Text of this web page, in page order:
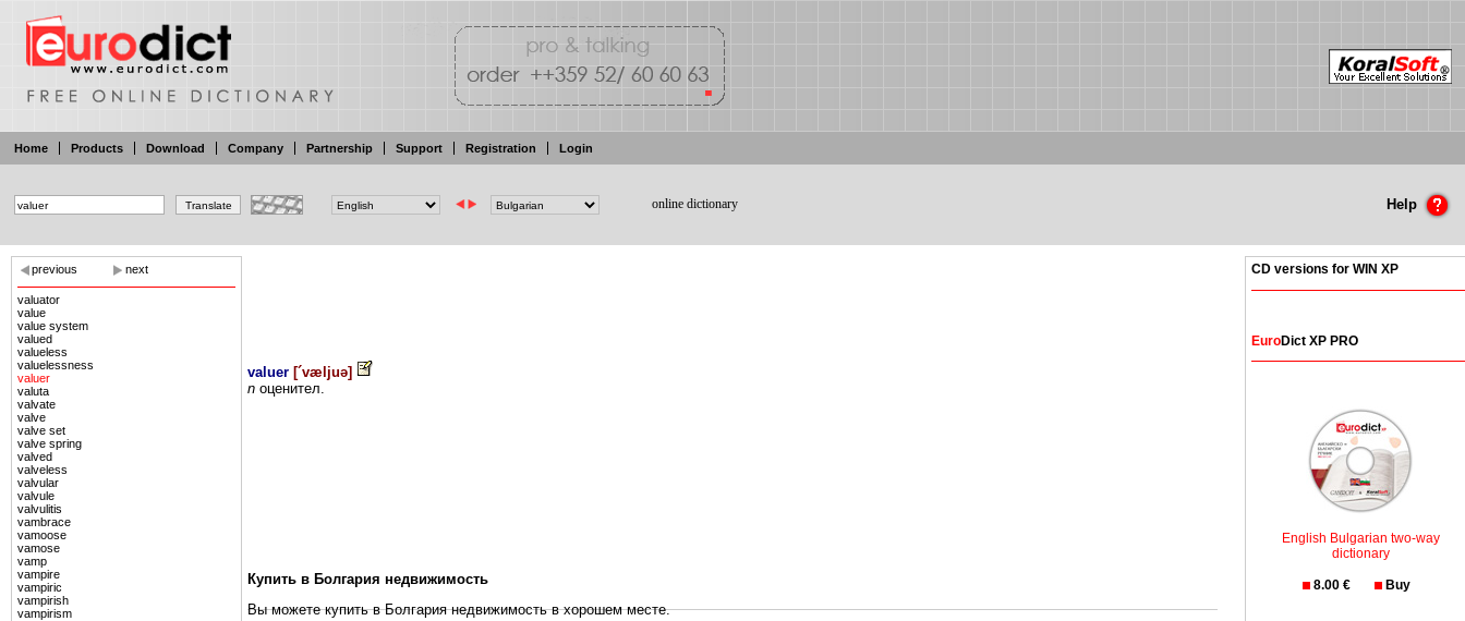
Home Products Download Company Partnership Support Registration Login
online dictionary Help
previous next
valuator
value
value system
valued
valueless
valuelessness
valuer
valuta
valvate
valve
valve set
valve spring
valved
valveless
valvular
valvule
valvulitis
vambrace
vamoose
vamose
vamp
vampire
vampiric
vampirish
vampirism
valuer [´væljuə]
n оценител.
Купить в Болгария недвижимость
Вы можете купить в Болгария недвижимость в хорошем месте.
CD versions for WIN XP
EuroDict XP PRO
English Bulgarian two-way
dictionary
8.00 € Buy